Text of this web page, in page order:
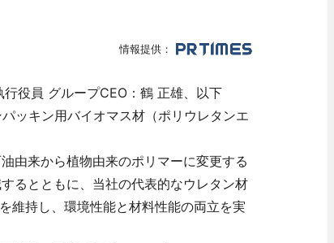
情報提供：
役員 グループCEO：鶴 正雄、以下
ッキン用バイオマス材（ポリウレタンエ
由来から植物由来のポリマーに変更する
るとともに、当社の代表的なウレタン材
維持し、環境性能と材料性能の両立を実